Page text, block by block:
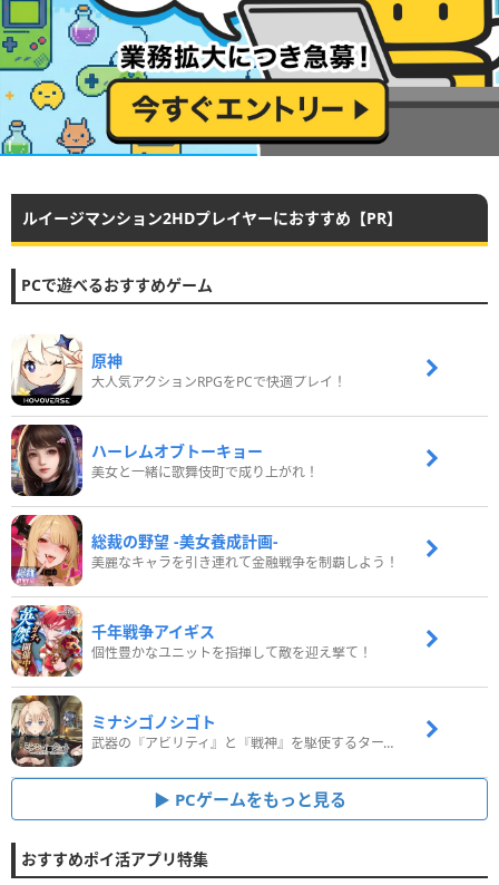
ルイージマンション2HDプレイヤーにおすすめ【PR】
PCで遊べるおすすめゲーム
原神
大人気アクションRPGをPCで快適プレイ！
ハーレムオブトーキョー
美女と一緒に歌舞伎町で成り上がれ！
総裁の野望 -美女養成計画-
美麗なキャラを引き連れて金融戦争を制覇しよう！
千年戦争アイギス
個性豊かなユニットを指揮して敵を迎え撃て！
ミナシゴノシゴト
武器の『アビリティ』と『戦神』を駆使するターン制コマンドバトルRPG！
PCゲームをもっと見る
おすすめポイ活アプリ特集